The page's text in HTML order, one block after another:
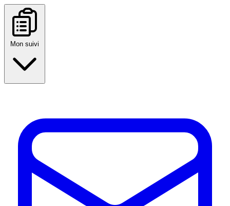
Mon suivi